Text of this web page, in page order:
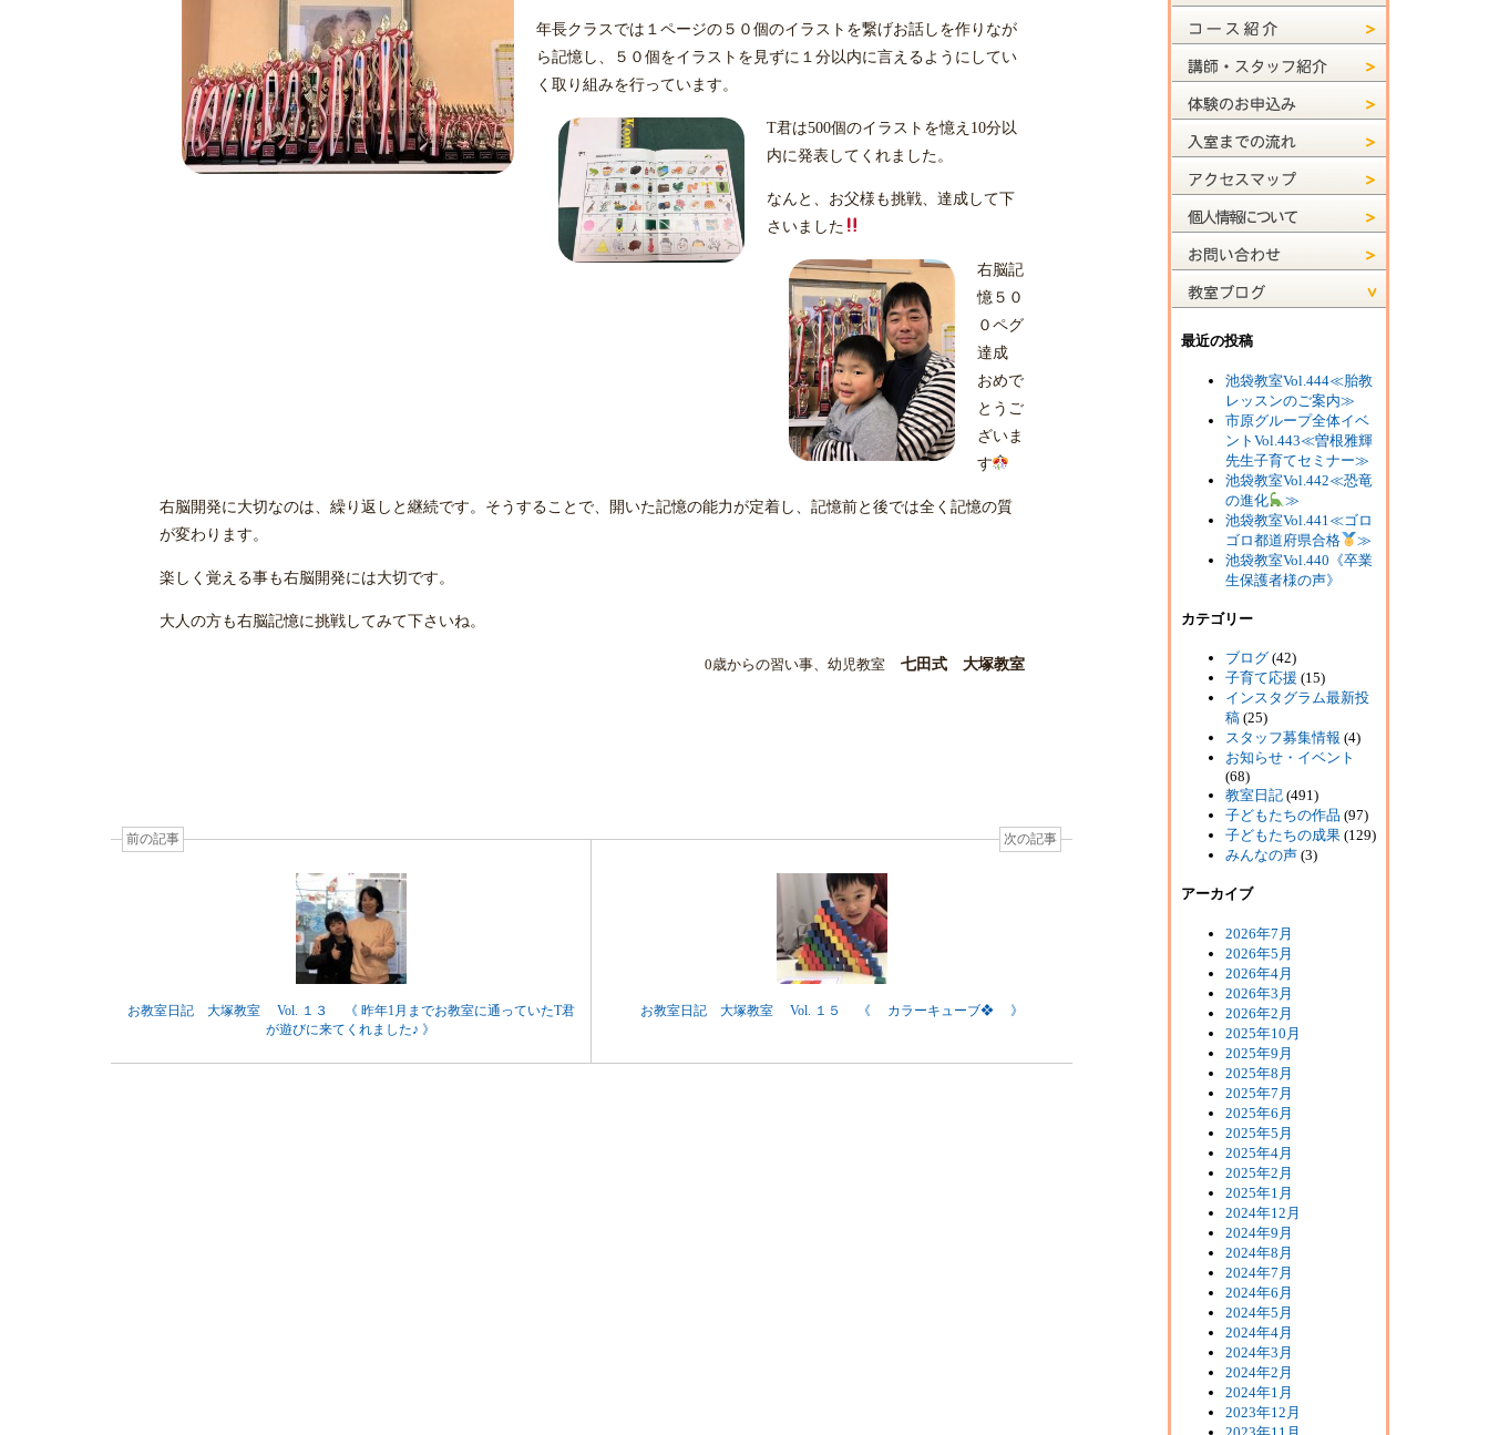
最近の投稿
池袋教室Vol.444≪胎教
レッスンのご案内≫
市原グループ全体イベ
ントVol.443≪曽根雅輝
先生子育てセミナー≫
池袋教室Vol.442≪恐竜
の進化
≫
池袋教室Vol.441≪ゴロ
ゴロ都道府県合格
≫
池袋教室Vol.440《卒業
生保護者様の声》
カテゴリー
ブログ (42)
子育て応援 (15)
インスタグラム最新投
稿 (25)
スタッフ募集情報 (4)
お知らせ・イベント
(68)
教室日記 (491)
子どもたちの作品 (97)
子どもたちの成果 (129)
みんなの声 (3)
アーカイブ
2026年7月
2026年5月
2026年4月
2026年3月
2026年2月
2025年10月
2025年9月
2025年8月
2025年7月
2025年6月
2025年5月
2025年4月
2025年2月
2025年1月
2024年12月
2024年9月
2024年8月
2024年7月
2024年6月
2024年5月
2024年4月
2024年3月
2024年2月
2024年1月
2023年12月
年長クラスでは１ページの５０個のイラストを繋げお話しを作りなが
ら記憶し、５０個をイラストを見ずに１分以内に言えるようにしてい
く取り組みを行っています。
T君は500個のイラストを憶え10分以
内に発表してくれました。
なんと、お父様も挑戦、達成して下
さいました
右脳記
憶５０
０ペグ
達成
おめで
とうご
ざいま
す
右脳開発に大切なのは、繰り返しと継続です。そうすることで、開いた記憶の能力が定着し、記憶前と後では全く記憶の質
が変わります。
楽しく覚える事も右脳開発には大切です。
大人の方も右脳記憶に挑戦してみて下さいね。
0歳からの習い事、幼児教室 七田式 大塚教室
前の記事
お教室日記 大塚教室 Vol. １３ 《 昨年1月までお教室に通っていたT君
が遊びに来てくれました♪ 》
次の記事
お教室日記 大塚教室 Vol. １５ 《 カラーキューブ❖ 》